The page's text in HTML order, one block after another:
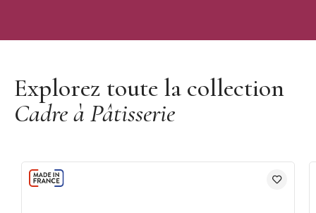
Explorez toute la collection
Cadre à Pâtisserie